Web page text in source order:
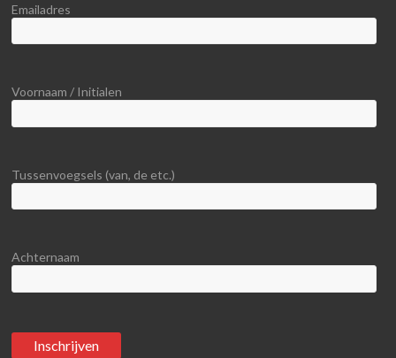
Emailadres
Voornaam / Initialen
Tussenvoegsels (van, de etc.)
Achternaam